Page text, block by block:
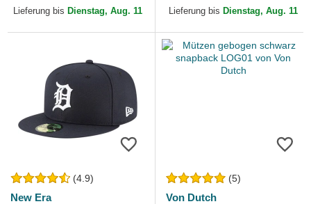
The Farm Goorin Bros.
Lieferung bis Dienstag, Aug. 11 Lieferung bis Dienstag, Aug. 11
(4.9)
New Era
(5)
Von Dutch